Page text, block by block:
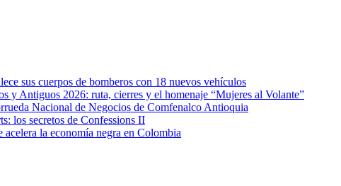
sus cuerpos de bomberos con 18 nuevos vehículos
y Antiguos 2026: ruta, cierres y el homenaje “Mujeres al Volante”
Nacional de Negocios de Comfenalco Antioquia
los secretos de Confessions II
la economía negra en Colombia